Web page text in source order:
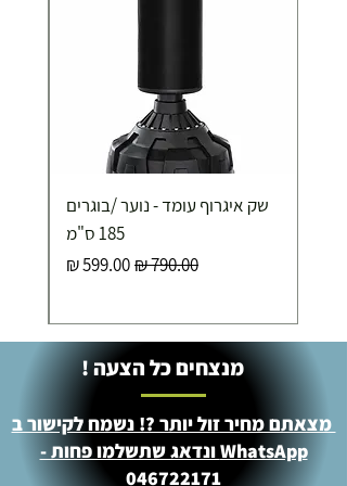
שק איגרוף עומד - נוער /בוגרים
185 ס"מ
מחיר רגילמחיר מבצע
מנצחים כל הצעה !
מצאתם מחיר זול יותר ?! נשמח לקישור ב
WhatsApp ונדאג שתשלמו פחות -
046722171